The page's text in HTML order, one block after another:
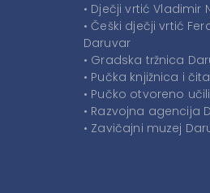
• Dječji vrtić Vladimir
• Češki dječji vrtić
Daruvar
• Gradska tržnica
• Pučka knjižnica i
• Pučko otvoreno
• Razvojna agencija
• Zavičajni muzej